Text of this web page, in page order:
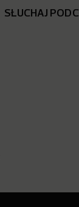
SŁUCHAJ